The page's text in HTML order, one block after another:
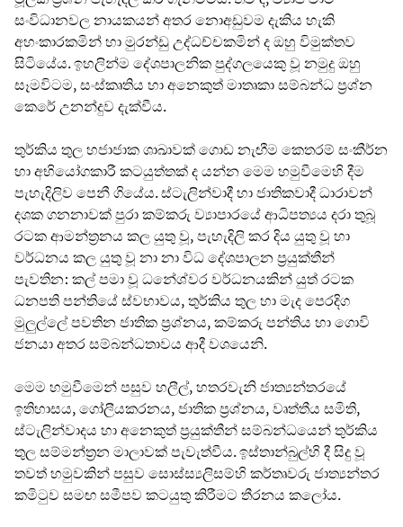
සංවිධානවල නායකයන් අතර නොඅඩුවම දැකිය හැකි
අහංකාරකමින් හා මුරන්ඩු උද්ධච්චකමින් ද ඔහු විමුක්තව
සිටියේය. ඉහලින්ම දේශපාලනික පුද්ගලයෙකු වූ නමුදු ඔහු
සෑමවිටම, සංස්කෘතිය හා අනෙකුත් මාතෘකා සම්බන්ධ ප්‍රශ්න
කෙරේ උනන්දුව දැක්වීය.
තුර්කිය තුල හජාජාක ශාඛාවක් ගොඩ නැඟීම කෙතරම් සංකීර්න
හා අභියෝගකාරී කටයුත්තක් ද යන්න මෙම හමුවීමෙහි දීම
පැහැදිලිව පෙනී ගියේය. ස්ටැලින්වාදී හා ජාතිකවාදී ධාරාවන්
දශක ගනනාවක් පුරා කම්කරු ව්‍යාපාරයේ ආධිපත්‍යය දරා තුබූ
රටක ආමන්ත්‍රනය කල යුතු වූ, පැහැදිලි කර දිය යුතු වූ හා
වර්ධනය කල යුතු වූ නා නා විධ දේශපාලන ප්‍රයුක්තීන්
පැවතින: කල් පමා වූ ධනේශ්වර වර්ධනයකින් යුත් රටක
ධනපති පන්තියේ ස්වභාවය, තුර්කිය තුල හා මැද පෙරදිග
මුලුල්ලේ පවතින ජාතික ප්‍රශ්නය, කම්කරු පන්තිය හා ගොවි
ජනයා අතර සම්බන්ධතාවය ආදී වශයෙනි.
මෙම හමුවීමෙන් පසුව හලීල්, හතරවැනි ජාත්‍යන්තරයේ
ඉතිහාසය, ගෝලීයකරනය, ජාතික ප්‍රශ්නය, වෘත්තීය සමිති,
ස්ටැලින්වාදය හා අනෙකුත් ප්‍රයුක්තීන් සම්බන්ධයෙන් තුර්කිය
තුල සම්මන්ත්‍රන මාලාවක් පැවැත්වීය. ඉස්තාන්බුල්හි දී සිදු වූ
තවත් හමුවකින් පසුව සොස්ස්‍යලිසම්හි කර්තෘවරු ජාත්‍යන්තර
කමිටුව සමඟ සමීපව කටයුතු කිරීමට තීරනය කලෝය.